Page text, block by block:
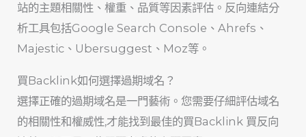
站的主題相關性、權重、品質等因素評估。反向連結分
析工具包括Google Search Console、Ahrefs、
Majestic、Ubersuggest、Moz等。
買Backlink如何選擇過期域名？
選擇正確的過期域名是一門藝術。您需要仔細評估域名
的相關性和權威性,才能找到最佳的買Backlink 買反向